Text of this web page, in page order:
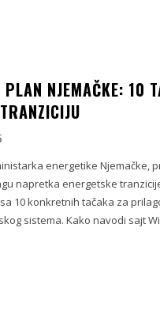
NJEMAČKE: 10
energetike Njemačke,
napretka energetske
10 konkretnih tačaka za
sistema. Kako navodi sajt